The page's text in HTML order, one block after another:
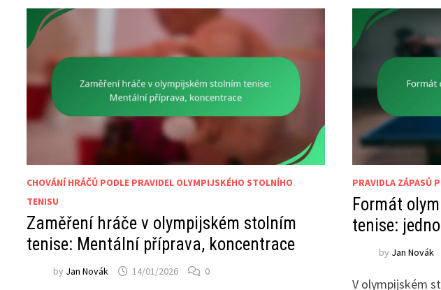
CHOVÁNÍ HRÁČŮ PODLE PRAVIDEL OLYMPIJSKÉHO STOLNÍHO
TENISU
Zaměření hráče v olympijském stolním
tenise: Mentální příprava, koncentrace
by Jan Novák 14/01/2026 0
PRAVIDLA ZÁPASŮ
Formát
tenise:
by Jan Novák
V olympijském